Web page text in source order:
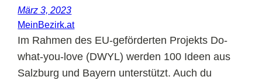
März 3, 2023
MeinBezirk.at
Im Rahmen des EU-geförderten Projekts Do-
what-you-love (DWYL) werden 100 Ideen aus
Salzburg und Bayern unterstützt. Auch du